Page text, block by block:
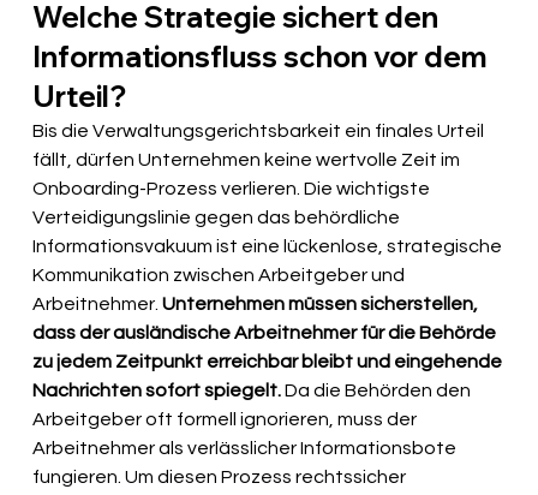
Welche Strategie sichert den
Informationsfluss schon vor dem
Urteil?
Bis die Verwaltungsgerichtsbarkeit ein finales Urteil
fällt, dürfen Unternehmen keine wertvolle Zeit im
Onboarding-Prozess verlieren. Die wichtigste
Verteidigungslinie gegen das behördliche
Informationsvakuum ist eine lückenlose, strategische
Kommunikation zwischen Arbeitgeber und
Arbeitnehmer. Unternehmen müssen sicherstellen,
dass der ausländische Arbeitnehmer für die Behörde
zu jedem Zeitpunkt erreichbar bleibt und eingehende
Nachrichten sofort spiegelt. Da die Behörden den
Arbeitgeber oft formell ignorieren, muss der
Arbeitnehmer als verlässlicher Informationsbote
fungieren. Um diesen Prozess rechtssicher